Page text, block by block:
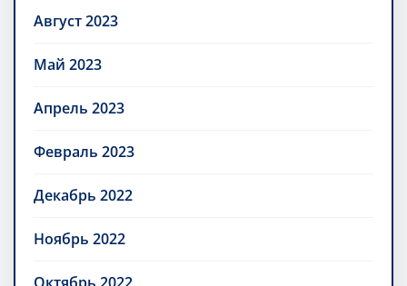
Август 2023
Май 2023
Апрель 2023
Февраль 2023
Декабрь 2022
Ноябрь 2022